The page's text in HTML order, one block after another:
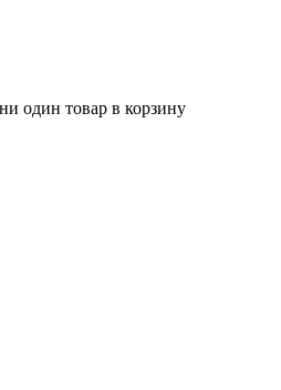
один товар в корзину